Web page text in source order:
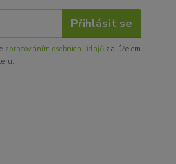
Přihlásit se
zpracováním osobních údajů za účelem